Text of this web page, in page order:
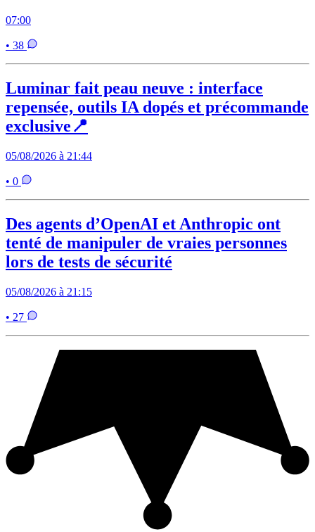
07:00
• 38
Luminar fait peau neuve : interface
repensée, outils IA dopés et précommande
exclusive📍
05/08/2026 à 21:44
• 0
Des agents d’OpenAI et Anthropic ont
tenté de manipuler de vraies personnes
lors de tests de sécurité
05/08/2026 à 21:15
• 27